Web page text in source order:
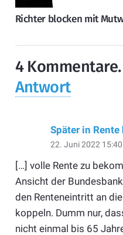
Richter blocken mit
4 Kommentare.
Antwort
Später in
22. Juni 2022 15:40
[…] volle Rente zu
Ansicht der
den Renteneintritt an
koppeln. Dumm nur,
nicht einmal bis 65